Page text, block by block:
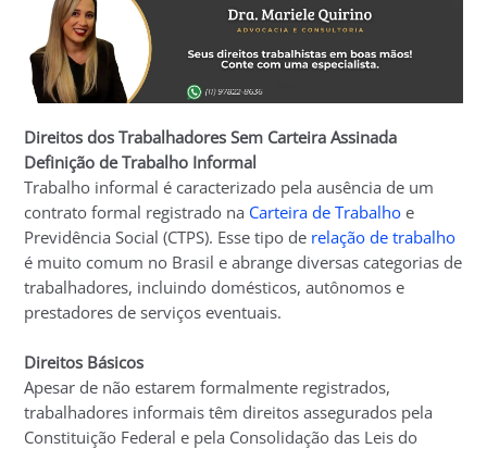
Direitos dos Trabalhadores Sem Carteira Assinada
Definição de Trabalho Informal
Trabalho informal é caracterizado pela ausência de um
contrato formal registrado na Carteira de Trabalho e
Previdência Social (CTPS). Esse tipo de relação de trabalho
é muito comum no Brasil e abrange diversas categorias de
trabalhadores, incluindo domésticos, autônomos e
prestadores de serviços eventuais.
Direitos Básicos
Apesar de não estarem formalmente registrados,
trabalhadores informais têm direitos assegurados pela
Constituição Federal e pela Consolidação das Leis do